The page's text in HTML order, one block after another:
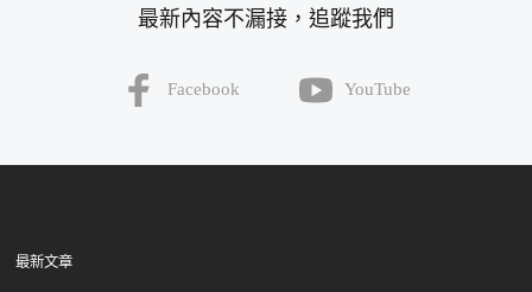
最新內容不漏接，追蹤我們
Facebook YouTube
最新文章